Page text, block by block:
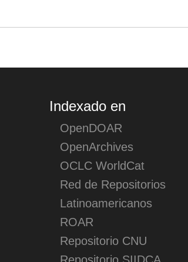
Indexado en
OpenDOAR
OpenArchives
OCLC WorldCat
Red de Repositorios
Latinoamericanos
ROAR
Repositorio CNU
Repositorio SIIDCA